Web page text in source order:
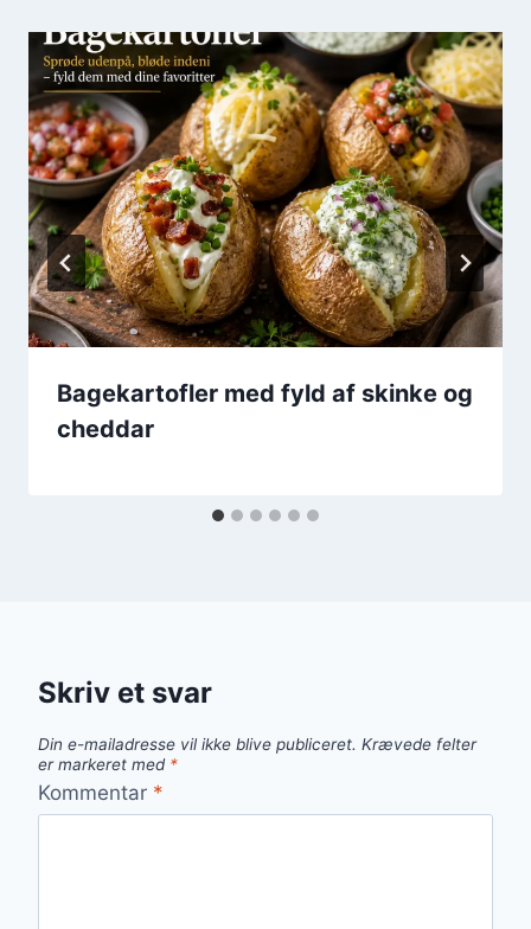
Bagekartofler med fyld af skinke og
cheddar
Skriv et svar
Din e-mailadresse vil ikke blive publiceret. Krævede felter
er markeret med *
Kommentar *